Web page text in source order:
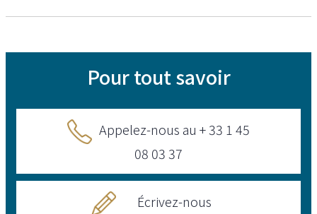
Pour tout savoir
Écrivez-nous
Appelez-nous au + 33 1 45
08 03 37